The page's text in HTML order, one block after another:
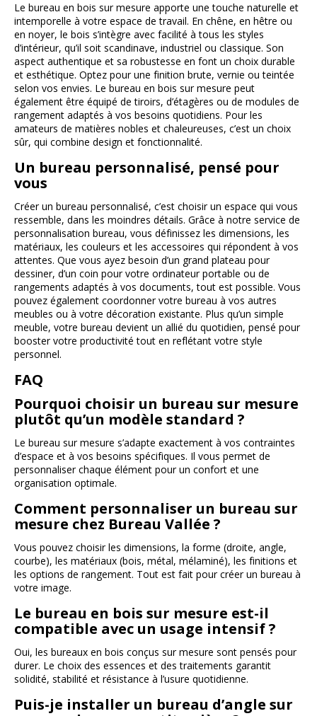
Le bureau en bois sur mesure apporte une touche naturelle et
intemporelle à votre espace de travail. En chêne, en hêtre ou
en noyer, le bois s’intègre avec facilité à tous les styles
d’intérieur, qu’il soit scandinave, industriel ou classique. Son
aspect authentique et sa robustesse en font un choix durable
et esthétique. Optez pour une finition brute, vernie ou teintée
selon vos envies. Le bureau en bois sur mesure peut
également être équipé de tiroirs, d’étagères ou de modules de
rangement adaptés à vos besoins quotidiens. Pour les
amateurs de matières nobles et chaleureuses, c’est un choix
sûr, qui combine design et fonctionnalité.
Un bureau personnalisé, pensé pour
vous
Créer un bureau personnalisé, c’est choisir un espace qui vous
ressemble, dans les moindres détails. Grâce à notre service de
personnalisation bureau, vous définissez les dimensions, les
matériaux, les couleurs et les accessoires qui répondent à vos
attentes. Que vous ayez besoin d’un grand plateau pour
dessiner, d’un coin pour votre ordinateur portable ou de
rangements adaptés à vos documents, tout est possible. Vous
pouvez également coordonner votre bureau à vos autres
meubles ou à votre décoration existante. Plus qu’un simple
meuble, votre bureau devient un allié du quotidien, pensé pour
booster votre productivité tout en reflétant votre style
personnel.
FAQ
Pourquoi choisir un bureau sur mesure
plutôt qu’un modèle standard ?
Le bureau sur mesure s’adapte exactement à vos contraintes
d’espace et à vos besoins spécifiques. Il vous permet de
personnaliser chaque élément pour un confort et une
organisation optimale.
Comment personnaliser un bureau sur
mesure chez Bureau Vallée ?
Vous pouvez choisir les dimensions, la forme (droite, angle,
courbe), les matériaux (bois, métal, mélaminé), les finitions et
les options de rangement. Tout est fait pour créer un bureau à
votre image.
Le bureau en bois sur mesure est-il
compatible avec un usage intensif ?
Oui, les bureaux en bois conçus sur mesure sont pensés pour
durer. Le choix des essences et des traitements garantit
solidité, stabilité et résistance à l’usure quotidienne.
Puis-je installer un bureau d’angle sur